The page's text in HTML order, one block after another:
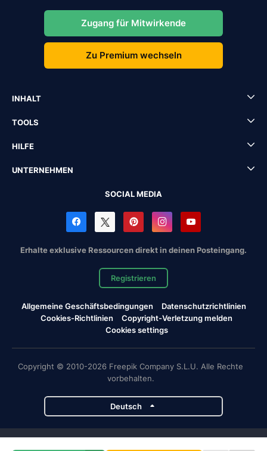
Zugang für Mitwirkende
Zu Premium wechseln
INHALT
TOOLS
HILFE
UNTERNEHMEN
SOCIAL MEDIA
Erhalte exklusive Ressourcen direkt in deinen Posteingang.
Registrieren
Allgemeine Geschäftsbedingungen
Datenschutzrichtlinien
Cookies-Richtlinien
Copyright-Verletzung melden
Cookies settings
Copyright © 2010-2026 Freepik Company S.L.U. Alle Rechte
vorbehalten.
Deutsch